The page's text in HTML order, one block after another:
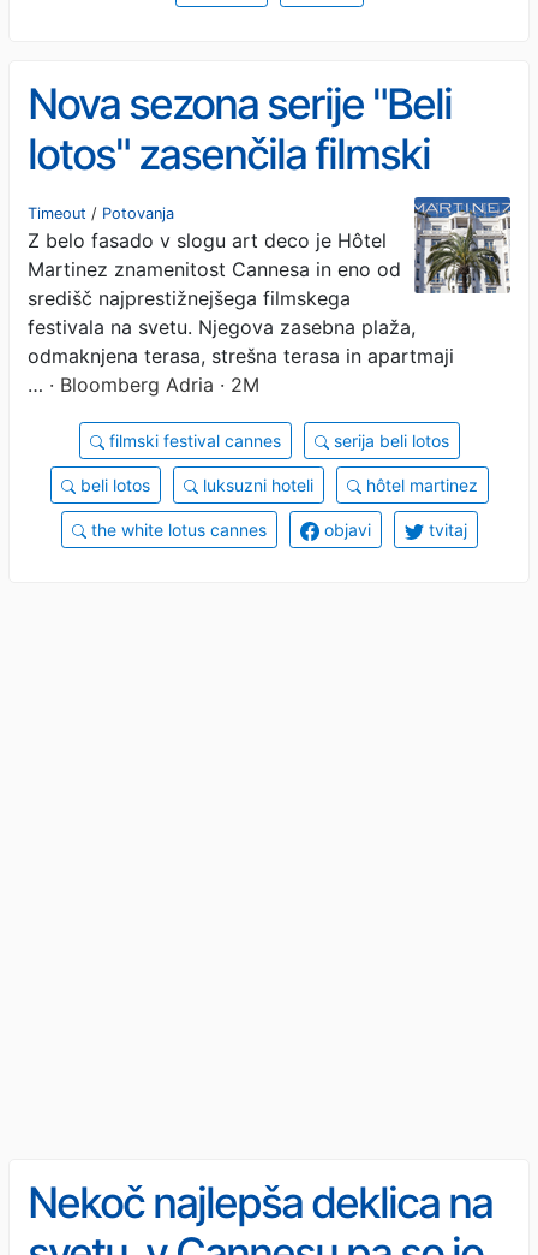
Nova sezona serije "Beli
lotos" zasenčila filmski
festival v Cannesu, sob ne
morejo dobiti niti bogataši
Timeout / Potovanja
Z belo fasado v slogu art deco je Hôtel
Martinez znamenitost Cannesa in eno od
središč najprestižnejšega filmskega
festivala na svetu. Njegova zasebna plaža,
odmaknjena terasa, strešna terasa in apartmaji
… · Bloomberg Adria · 2M
filmski festival cannes serija beli lotos
beli lotos luksuzni hoteli hôtel martinez
the white lotus cannes objavi tvitaj
Nekoč najlepša deklica na